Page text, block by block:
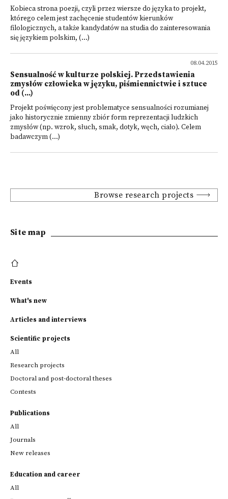
Kobieca strona poezji, czyli przez wiersze do języka to projekt,
którego celem jest zachęcenie studentów kierunków
filologicznych, a także kandydatów na studia do zainteresowania
się językiem polskim, (...)
08.04.2015
Sensualność w kulturze polskiej. Przedstawienia
zmysłów człowieka w języku, piśmiennictwie i sztuce
od (...)
Projekt poświęcony jest problematyce sensualności rozumianej
jako historycznie zmienny zbiór form reprezentacji ludzkich
zmysłów (np. wzrok, słuch, smak, dotyk, węch, ciało). Celem
badawczym (...)
Browse research projects
Site map
Events
What's new
Articles and interviews
Scientific projects
All
Research projects
Doctoral and post-doctoral theses
Contests
Publications
All
Journals
New releases
Education and career
All